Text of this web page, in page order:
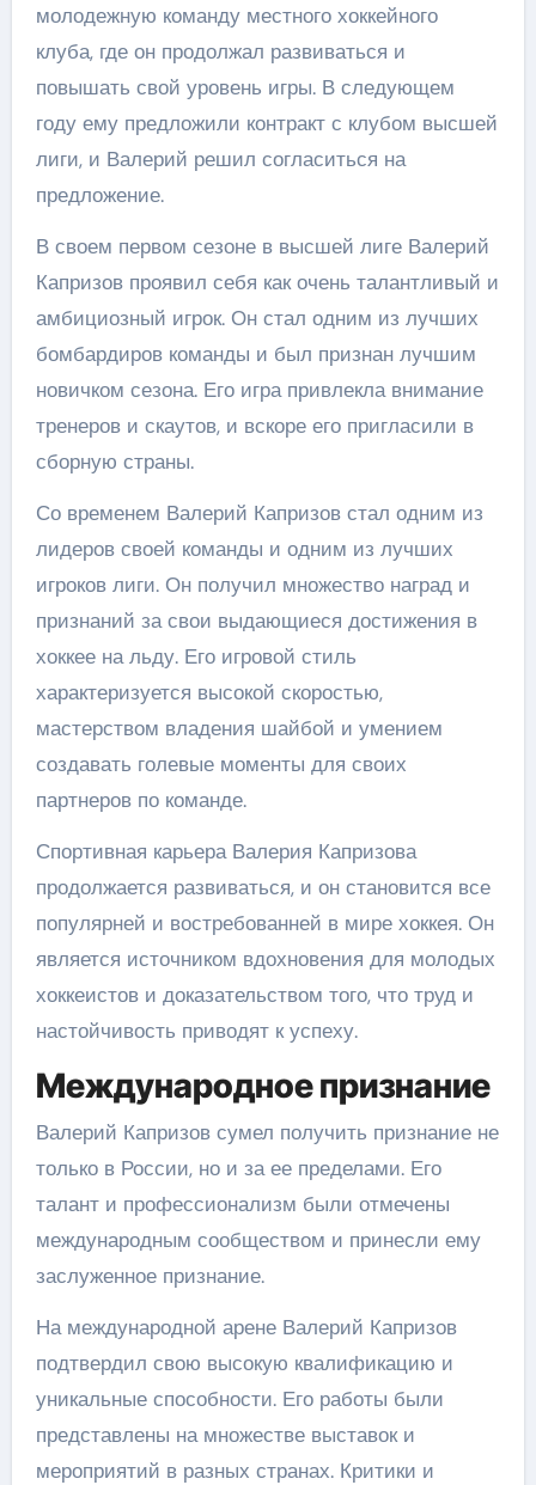
молодежную команду местного хоккейного
клуба, где он продолжал развиваться и
повышать свой уровень игры. В следующем
году ему предложили контракт с клубом высшей
лиги, и Валерий решил согласиться на
предложение.
В своем первом сезоне в высшей лиге Валерий
Капризов проявил себя как очень талантливый и
амбициозный игрок. Он стал одним из лучших
бомбардиров команды и был признан лучшим
новичком сезона. Его игра привлекла внимание
тренеров и скаутов, и вскоре его пригласили в
сборную страны.
Со временем Валерий Капризов стал одним из
лидеров своей команды и одним из лучших
игроков лиги. Он получил множество наград и
признаний за свои выдающиеся достижения в
хоккее на льду. Его игровой стиль
характеризуется высокой скоростью,
мастерством владения шайбой и умением
создавать голевые моменты для своих
партнеров по команде.
Спортивная карьера Валерия Капризова
продолжается развиваться, и он становится все
популярней и востребованней в мире хоккея. Он
является источником вдохновения для молодых
хоккеистов и доказательством того, что труд и
настойчивость приводят к успеху.
Международное признание
Валерий Капризов сумел получить признание не
только в России, но и за ее пределами. Его
талант и профессионализм были отмечены
международным сообществом и принесли ему
заслуженное признание.
На международной арене Валерий Капризов
подтвердил свою высокую квалификацию и
уникальные способности. Его работы были
представлены на множестве выставок и
мероприятий в разных странах. Критики и